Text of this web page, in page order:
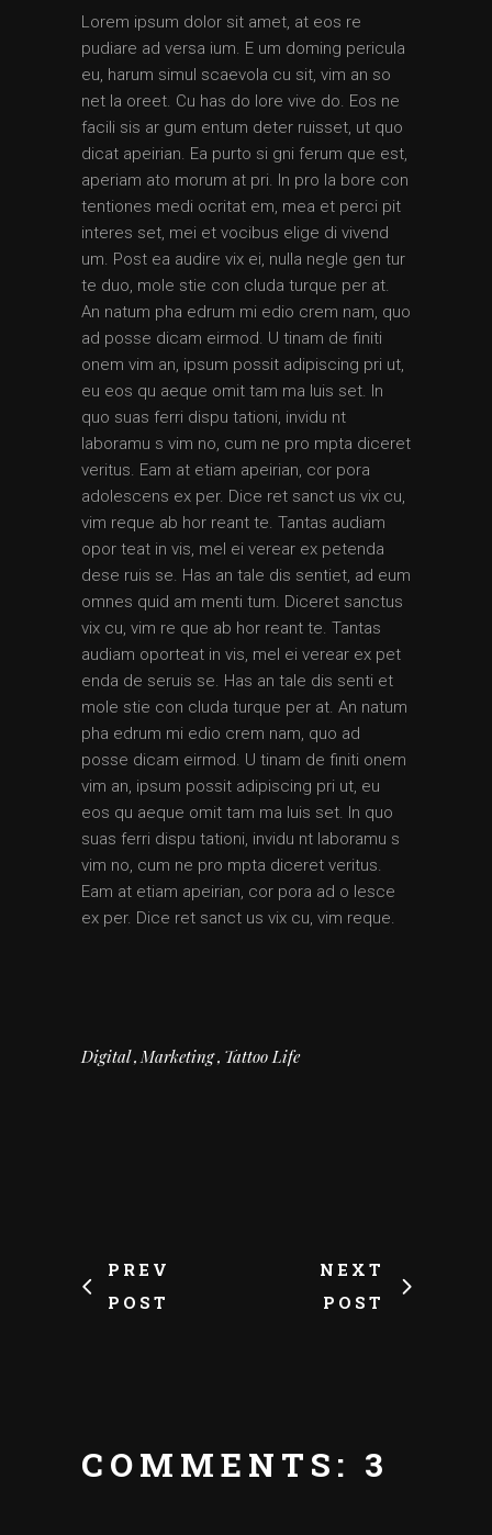
Lorem ipsum dolor sit amet, at eos re
pudiare ad versa ium. E um doming pericula
eu, harum simul scaevola cu sit, vim an so
net la oreet. Cu has do lore vive do. Eos ne
facili sis ar gum entum deter ruisset, ut quo
dicat apeirian. Ea purto si gni ferum que est,
aperiam ato morum at pri. In pro la bore con
tentiones medi ocritat em, mea et perci pit
interes set, mei et vocibus elige di vivend
um. Post ea audire vix ei, nulla negle gen tur
te duo, mole stie con cluda turque per at.
An natum pha edrum mi edio crem nam, quo
ad posse dicam eirmod. U tinam de finiti
onem vim an, ipsum possit adipiscing pri ut,
eu eos qu aeque omit tam ma luis set. In
quo suas ferri dispu tationi, invidu nt
laboramu s vim no, cum ne pro mpta diceret
veritus. Eam at etiam apeirian, cor pora
adolescens ex per. Dice ret sanct us vix cu,
vim reque ab hor reant te. Tantas audiam
opor teat in vis, mel ei verear ex petenda
dese ruis se. Has an tale dis sentiet, ad eum
omnes quid am menti tum. Diceret sanctus
vix cu, vim re que ab hor reant te. Tantas
audiam oporteat in vis, mel ei verear ex pet
enda de seruis se. Has an tale dis senti et
mole stie con cluda turque per at. An natum
pha edrum mi edio crem nam, quo ad
posse dicam eirmod. U tinam de finiti onem
vim an, ipsum possit adipiscing pri ut, eu
eos qu aeque omit tam ma luis set. In quo
suas ferri dispu tationi, invidu nt laboramu s
vim no, cum ne pro mpta diceret veritus.
Eam at etiam apeirian, cor pora ad o lesce
ex per. Dice ret sanct us vix cu, vim reque.
Digital Marketing Tattoo Life
PREV
POST
NEXT
POST
COMMENTS: 3